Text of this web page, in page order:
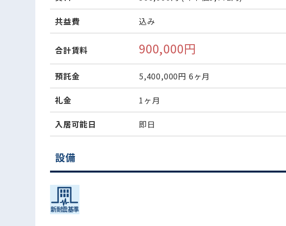
共益費 込み
合計賃料 900,000円
預託金 5,400,000円 6ヶ月
礼金 1ヶ月
入居可能日 即日
設備